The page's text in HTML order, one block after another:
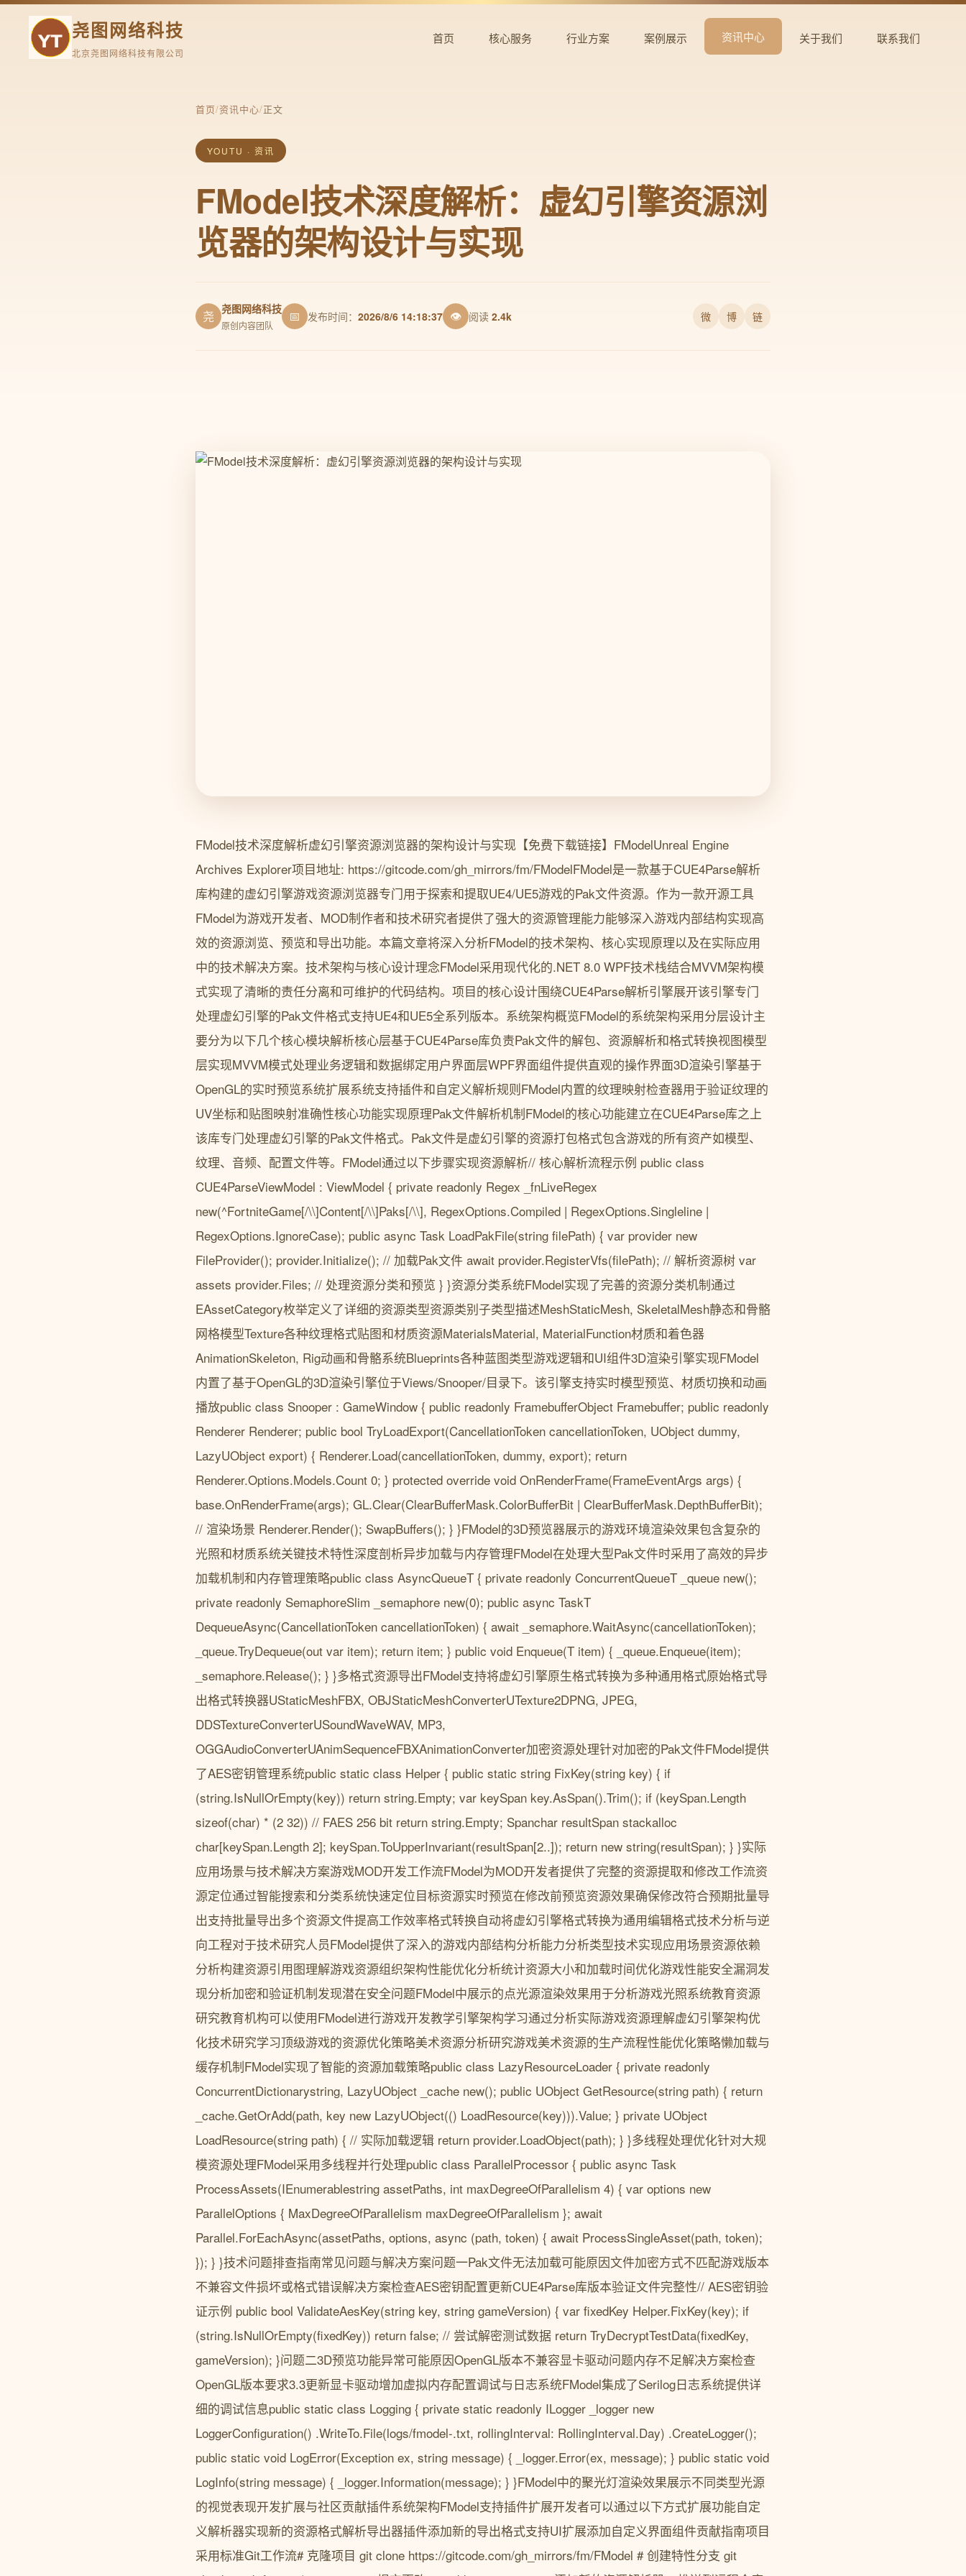
尧图网络科技
北京尧图网络科技有限公司
首页 核心服务 行业方案 案例展示 资讯中心 关于我们 联系我们
首页/资讯中心/正文
YOUTU · 资讯
FModel技术深度解析：虚幻引擎资源浏
览器的架构设计与实现
尧 尧图网络科技
原创内容团队
📅 发布时间： 2026/8/6 14:18:37 👁 阅读 2.4k 微 博 链
FModel技术深度解析虚幻引擎资源浏览器的架构设计与实现【免费下载链接】FModelUnreal Engine
Archives Explorer项目地址: https://gitcode.com/gh_mirrors/fm/FModelFModel是一款基于CUE4Parse解析
库构建的虚幻引擎游戏资源浏览器专门用于探索和提取UE4/UE5游戏的Pak文件资源。作为一款开源工具
FModel为游戏开发者、MOD制作者和技术研究者提供了强大的资源管理能力能够深入游戏内部结构实现高
效的资源浏览、预览和导出功能。本篇文章将深入分析FModel的技术架构、核心实现原理以及在实际应用
中的技术解决方案。技术架构与核心设计理念FModel采用现代化的.NET 8.0 WPF技术栈结合MVVM架构模
式实现了清晰的责任分离和可维护的代码结构。项目的核心设计围绕CUE4Parse解析引擎展开该引擎专门
处理虚幻引擎的Pak文件格式支持UE4和UE5全系列版本。系统架构概览FModel的系统架构采用分层设计主
要分为以下几个核心模块解析核心层基于CUE4Parse库负责Pak文件的解包、资源解析和格式转换视图模型
层实现MVVM模式处理业务逻辑和数据绑定用户界面层WPF界面组件提供直观的操作界面3D渲染引擎基于
OpenGL的实时预览系统扩展系统支持插件和自定义解析规则FModel内置的纹理映射检查器用于验证纹理的
UV坐标和贴图映射准确性核心功能实现原理Pak文件解析机制FModel的核心功能建立在CUE4Parse库之上
该库专门处理虚幻引擎的Pak文件格式。Pak文件是虚幻引擎的资源打包格式包含游戏的所有资产如模型、
纹理、音频、配置文件等。FModel通过以下步骤实现资源解析// 核心解析流程示例 public class
CUE4ParseViewModel : ViewModel { private readonly Regex _fnLiveRegex
new(^FortniteGame[/\\]Content[/\\]Paks[/\\], RegexOptions.Compiled | RegexOptions.Singleline |
RegexOptions.IgnoreCase); public async Task LoadPakFile(string filePath) { var provider new
FileProvider(); provider.Initialize(); // 加载Pak文件 await provider.RegisterVfs(filePath); // 解析资源树 var
assets provider.Files; // 处理资源分类和预览 } }资源分类系统FModel实现了完善的资源分类机制通过
EAssetCategory枚举定义了详细的资源类型资源类别子类型描述MeshStaticMesh, SkeletalMesh静态和骨骼
网格模型Texture各种纹理格式贴图和材质资源MaterialsMaterial, MaterialFunction材质和着色器
AnimationSkeleton, Rig动画和骨骼系统Blueprints各种蓝图类型游戏逻辑和UI组件3D渲染引擎实现FModel
内置了基于OpenGL的3D渲染引擎位于Views/Snooper/目录下。该引擎支持实时模型预览、材质切换和动画
播放public class Snooper : GameWindow { public readonly FramebufferObject Framebuffer; public readonly
Renderer Renderer; public bool TryLoadExport(CancellationToken cancellationToken, UObject dummy,
LazyUObject export) { Renderer.Load(cancellationToken, dummy, export); return
Renderer.Options.Models.Count 0; } protected override void OnRenderFrame(FrameEventArgs args) {
base.OnRenderFrame(args); GL.Clear(ClearBufferMask.ColorBufferBit | ClearBufferMask.DepthBufferBit);
// 渲染场景 Renderer.Render(); SwapBuffers(); } }FModel的3D预览器展示的游戏环境渲染效果包含复杂的
光照和材质系统关键技术特性深度剖析异步加载与内存管理FModel在处理大型Pak文件时采用了高效的异步
加载机制和内存管理策略public class AsyncQueueT { private readonly ConcurrentQueueT _queue new();
private readonly SemaphoreSlim _semaphore new(0); public async TaskT
DequeueAsync(CancellationToken cancellationToken) { await _semaphore.WaitAsync(cancellationToken);
_queue.TryDequeue(out var item); return item; } public void Enqueue(T item) { _queue.Enqueue(item);
_semaphore.Release(); } }多格式资源导出FModel支持将虚幻引擎原生格式转换为多种通用格式原始格式导
出格式转换器UStaticMeshFBX, OBJStaticMeshConverterUTexture2DPNG, JPEG,
DDSTextureConverterUSoundWaveWAV, MP3,
OGGAudioConverterUAnimSequenceFBXAnimationConverter加密资源处理针对加密的Pak文件FModel提供
了AES密钥管理系统public static class Helper { public static string FixKey(string key) { if
(string.IsNullOrEmpty(key)) return string.Empty; var keySpan key.AsSpan().Trim(); if (keySpan.Length
sizeof(char) * (2 32)) // FAES 256 bit return string.Empty; Spanchar resultSpan stackalloc
char[keySpan.Length 2]; keySpan.ToUpperInvariant(resultSpan[2..]); return new string(resultSpan); } }实际
应用场景与技术解决方案游戏MOD开发工作流FModel为MOD开发者提供了完整的资源提取和修改工作流资
源定位通过智能搜索和分类系统快速定位目标资源实时预览在修改前预览资源效果确保修改符合预期批量导
出支持批量导出多个资源文件提高工作效率格式转换自动将虚幻引擎格式转换为通用编辑格式技术分析与逆
向工程对于技术研究人员FModel提供了深入的游戏内部结构分析能力分析类型技术实现应用场景资源依赖
分析构建资源引用图理解游戏资源组织架构性能优化分析统计资源大小和加载时间优化游戏性能安全漏洞发
现分析加密和验证机制发现潜在安全问题FModel中展示的点光源渲染效果用于分析游戏光照系统教育资源
研究教育机构可以使用FModel进行游戏开发教学引擎架构学习通过分析实际游戏资源理解虚幻引擎架构优
化技术研究学习顶级游戏的资源优化策略美术资源分析研究游戏美术资源的生产流程性能优化策略懒加载与
缓存机制FModel实现了智能的资源加载策略public class LazyResourceLoader { private readonly
ConcurrentDictionarystring, LazyUObject _cache new(); public UObject GetResource(string path) { return
_cache.GetOrAdd(path, key new LazyUObject(() LoadResource(key))).Value; } private UObject
LoadResource(string path) { // 实际加载逻辑 return provider.LoadObject(path); } }多线程处理优化针对大规
模资源处理FModel采用多线程并行处理public class ParallelProcessor { public async Task
ProcessAssets(IEnumerablestring assetPaths, int maxDegreeOfParallelism 4) { var options new
ParallelOptions { MaxDegreeOfParallelism maxDegreeOfParallelism }; await
Parallel.ForEachAsync(assetPaths, options, async (path, token) { await ProcessSingleAsset(path, token);
}); } }技术问题排查指南常见问题与解决方案问题一Pak文件无法加载可能原因文件加密方式不匹配游戏版本
不兼容文件损坏或格式错误解决方案检查AES密钥配置更新CUE4Parse库版本验证文件完整性// AES密钥验
证示例 public bool ValidateAesKey(string key, string gameVersion) { var fixedKey Helper.FixKey(key); if
(string.IsNullOrEmpty(fixedKey)) return false; // 尝试解密测试数据 return TryDecryptTestData(fixedKey,
gameVersion); }问题二3D预览功能异常可能原因OpenGL版本不兼容显卡驱动问题内存不足解决方案检查
OpenGL版本要求3.3更新显卡驱动增加虚拟内存配置调试与日志系统FModel集成了Serilog日志系统提供详
细的调试信息public static class Logging { private static readonly ILogger _logger new
LoggerConfiguration() .WriteTo.File(logs/fmodel-.txt, rollingInterval: RollingInterval.Day) .CreateLogger();
public static void LogError(Exception ex, string message) { _logger.Error(ex, message); } public static void
LogInfo(string message) { _logger.Information(message); } }FModel中的聚光灯渲染效果展示不同类型光源
的视觉表现开发扩展与社区贡献插件系统架构FModel支持插件扩展开发者可以通过以下方式扩展功能自定
义解析器实现新的资源格式解析导出器插件添加新的导出格式支持UI扩展添加自定义界面组件贡献指南项目
采用标准Git工作流# 克隆项目 git clone https://gitcode.com/gh_mirrors/fm/FModel # 创建特性分支 git